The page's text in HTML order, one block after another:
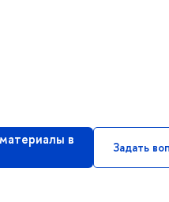
в
Задать